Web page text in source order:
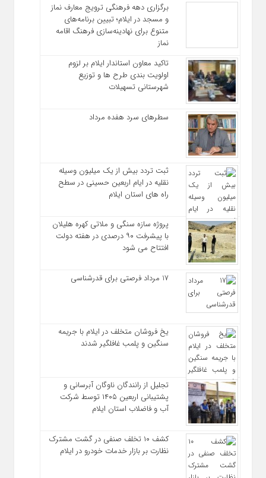
برگزاری دهه فرهنگی ترویج معارف نماز
و مسجد در ایلام؛ تبیین برنامه‌های
متنوع برای نهادینه‌سازی فرهنگ اقامه
نماز
تاکید معاون استاندار ایلام بر لزوم
اولویت‌ بندی طرح‌ ها و توزیع
شهرستانی تسهیلات
سطرهای سرد هفده مرداد
ثبت تردد بیش از یک میلیون وسیله
نقلیه در ایام اربعین حسینی در سطح
راه‌ های استان ایلام
پروژه سازه سنگی و ملاتی کهره هلیلان
با پیشرفت ۹۰ درصدی در هفته دولت
افتتاح می شود
17 مرداد فرصتی برای قدرشناسی
یخ‌ فروشان متخلف در ایلام با جریمه
سنگین و پلمب غافلگیر شدند
تجلیل از رانندگان ناوگان آبرسانی و
پشتیبانی اربعین ۱۴۰۵ توسط شرکت
آب و فاضلاب استان ایلام
کشف ۱۰ تخلف صنفی در گشت مشترک
نظارت بر بازار خدمات خودرو در ایلام